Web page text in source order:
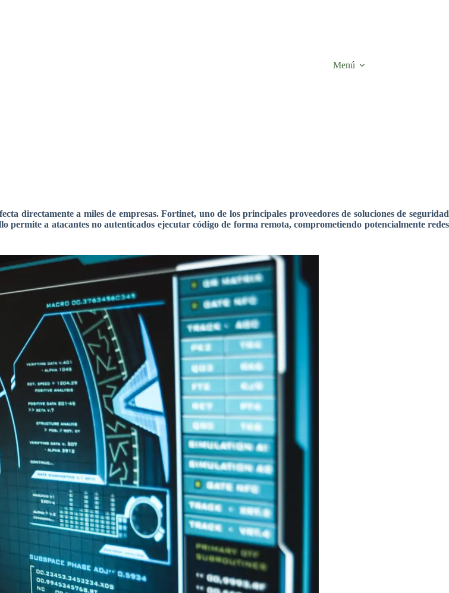
Menú
directamente a miles de empresas. Fortinet, uno de los principales proveedores de soluciones de seguridad
a atacantes no autenticados ejecutar código de forma remota, comprometiendo potencialmente redes